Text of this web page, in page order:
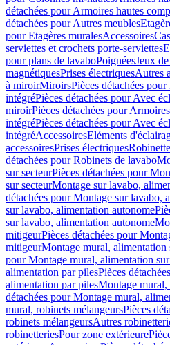
détachées pour Armoires hautes
détachées pour Autres meubles
pour Etagères muralesAccessoires
serviettes et crochets porte-serviettes
pour plans de lavaboPoignéesJeux
magnétiquesPrises électriquesAutres
à miroirMiroirsPièces détachées
intégréPièces détachées pour Avec
miroirPièces détachées pour
intégréPièces détachées pour Avec
intégréAccessoiresEléments
accessoiresPrises électriques
détachées pour Robinets de lavabo
sur secteurPièces détachées pour
sur secteurMontage sur lavabo,
détachées pour Montage sur lavabo,
sur lavabo, alimentation autonome
sur lavabo, alimentation autonome
mitigeurPièces détachées pour
mitigeurMontage mural, alimentation
pour Montage mural, alimentation
alimentation par pilesPièces
alimentation par pilesMontage mural,
détachées pour Montage mural,
mural, robinets mélangeursPièces
robinets mélangeursAutres
robinetteriesPour zone extérieure